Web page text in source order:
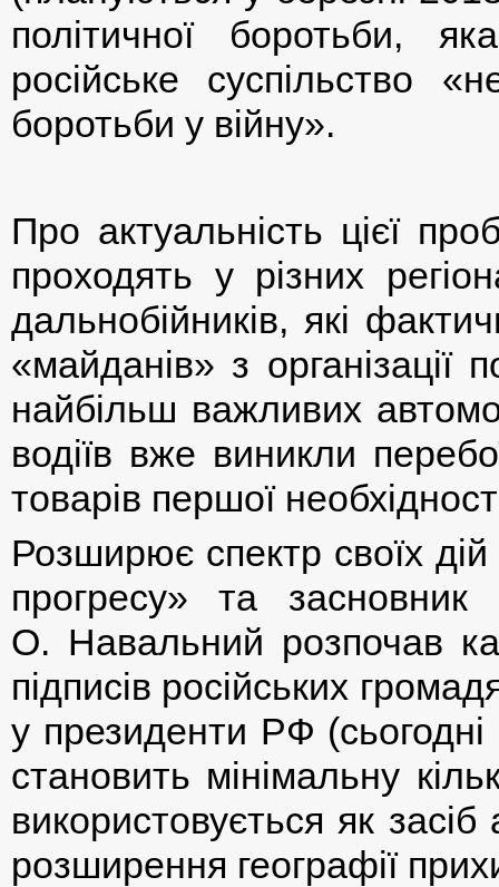
політичної боротьби,
російське суспільство
боротьби у війну».
Про актуальність цієї
проходять у різних
дальнобійників, які
«майданів» з організації
найбільш важливих
водіїв вже виникли
товарів першої
Розширює спектр своїх дій
прогресу» та
О. Навальний розпочав
підписів російських
у президенти РФ
становить мінімальну
використовується як засіб
розширення географії